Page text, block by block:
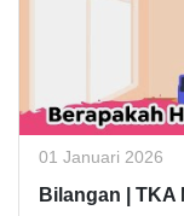
01 Januari 2026
Bilangan | TKA